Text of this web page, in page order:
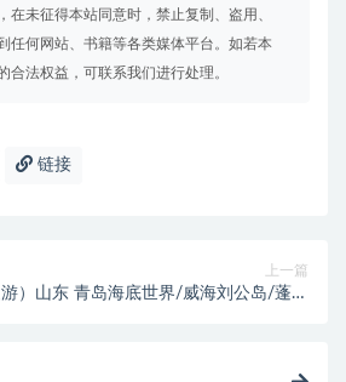
在未征得本站同意时，禁止复制、盗用、
任何网站、书籍等各类媒体平台。如若本
合法权益，可联系我们进行处理。
链接
上一篇
）山东 青岛海底世界/威海刘公岛/蓬莱